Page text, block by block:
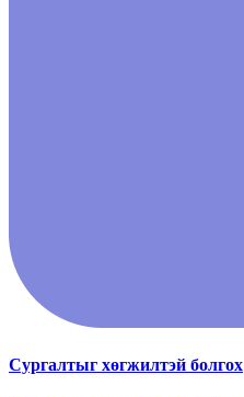
Сургалтыг хөгжилтэй болгох